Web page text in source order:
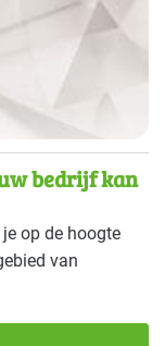
bedrijf kan
op de hoogte
van